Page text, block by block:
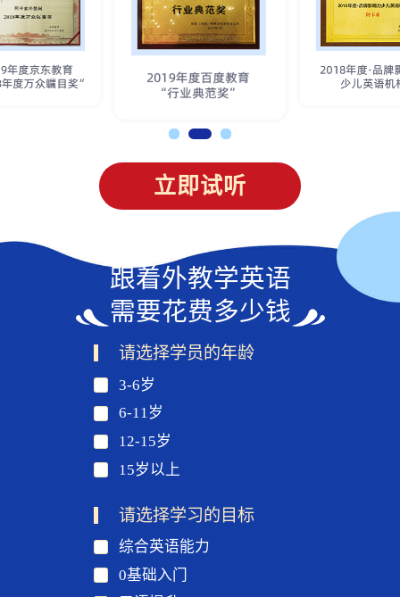
立即试听
跟着外教学英语
需要花费多少钱
请选择学员的年龄
3-6岁
6-11岁
12-15岁
15岁以上
请选择学习的目标
综合英语能力
0基础入门